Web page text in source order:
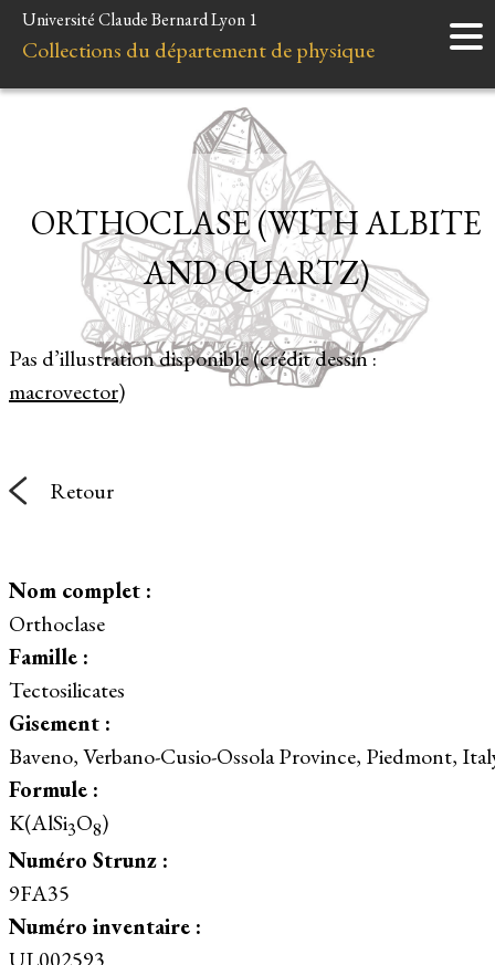
Accueil
Instruments
Liens et ressources
Université Claude Bernard Lyon 1
Collections du département de physique
Pas d’illustration disponible (crédit dessin :
macrovector)
ORTHOCLASE (WITH ALBITE
AND QUARTZ)
Retour
Nom complet :
Orthoclase
Famille :
Tectosilicates
Gisement :
Baveno, Verbano-Cusio-Ossola Province, Piedmont,
Formule :
K(AlSi3O8)
Numéro Strunz :
9FA35
Numéro inventaire :